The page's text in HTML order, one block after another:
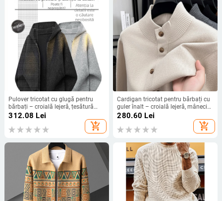
Pulover tricotat cu glugă pentru
bărbați – croială lejeră, țesătură
groasă, modal cu păr de iepure,
312.08 Lei
add_shopping_cart
Cardigan tricotat pentru bărbați cu
guler înalt – croială lejeră, mâneci
lungi, țesătură groasă, tiv ribat;
absorbție a umezelii, elasticitate
280.60 Lei
add_shopping_cart